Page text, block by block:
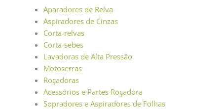
Aparadores de Relva
Aspiradores de Cinzas
Corta-relvas
Corta-sebes
Lavadoras de Alta Pressão
Motoserras
Roçadoras
Acessórios e Partes Roçadora
Sopradores e Aspiradores de Folhas